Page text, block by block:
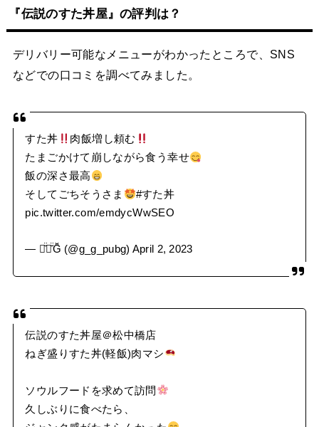
『伝説のすた丼屋』の評判は？
デリバリー可能なメニューがわかったところで、SNS
などでの口コミを調べてみました。
すた丼
肉飯増し頼む
たまごかけて崩しながら食う幸せ
飯の深さ最高
そしてごちそうさま
#すた丼
pic.twitter.com/emdycWwSEO
— 新̆̈垢̆̈Ğ̈ (@g_g_pubg) April 2, 2023
伝説のすた丼屋＠松中橋店
ねぎ盛りすた丼(軽飯)肉マシ
ソウルフードを求めて訪問
久しぶりに食べたら、